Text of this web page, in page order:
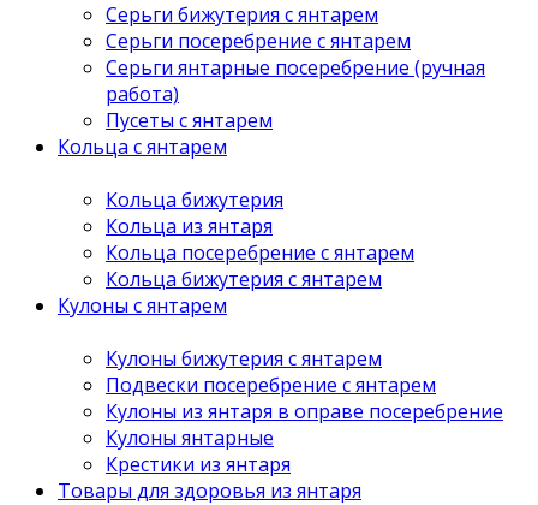
Серьги бижутерия с янтарем
Серьги посеребрение с янтарем
Серьги янтарные посеребрение (ручная
работа)
Пусеты с янтарем
Кольца с янтарем
Кольца бижутерия
Кольца из янтаря
Кольца посеребрение с янтарем
Кольца бижутерия с янтарем
Кулоны с янтарем
Кулоны бижутерия с янтарем
Подвески посеребрение с янтарем
Кулоны из янтаря в оправе посеребрение
Кулоны янтарные
Крестики из янтаря
Товары для здоровья из янтаря